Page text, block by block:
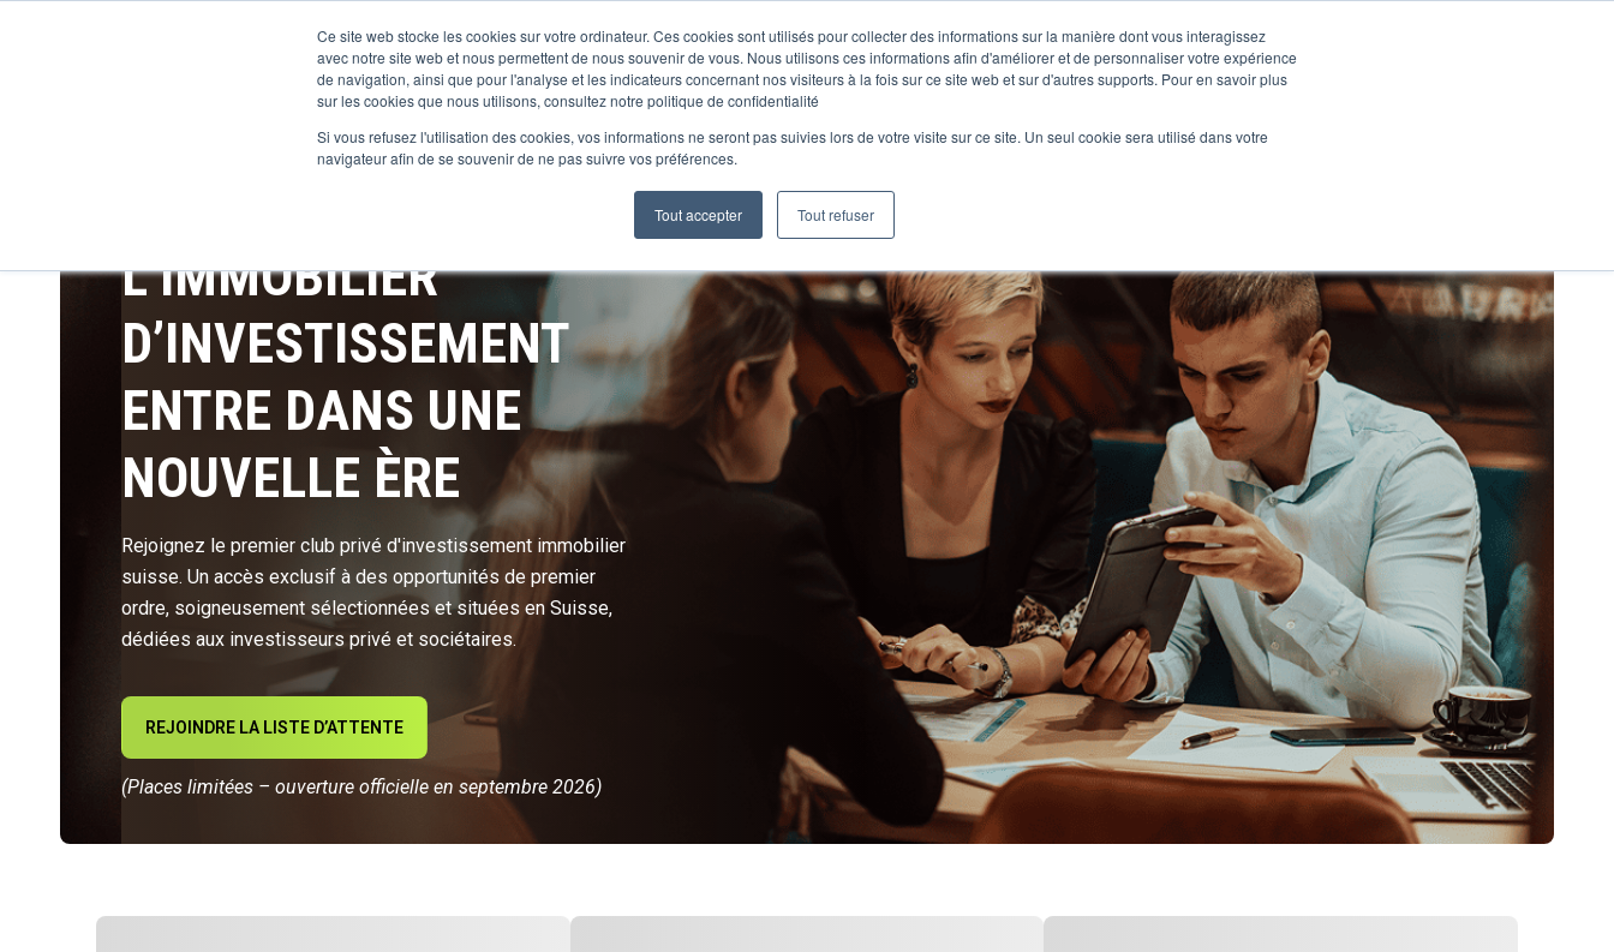
Ce site web stocke les cookies sur votre ordinateur. Ces cookies sont utilisés pour collecter des informations sur la manière dont vous interagissez
avec notre site web et nous permettent de nous souvenir de vous. Nous utilisons ces informations afin d'améliorer et de personnaliser votre expérience
de navigation, ainsi que pour l'analyse et les indicateurs concernant nos visiteurs à la fois sur ce site web et sur d'autres supports. Pour en savoir plus
sur les cookies que nous utilisons, consultez notre politique de confidentialité
Si vous refusez l'utilisation des cookies, vos informations ne seront pas suivies lors de votre visite sur ce site. Un seul cookie sera utilisé dans votre
navigateur afin de se souvenir de ne pas suivre vos préférences.
Tout accepter Tout refuser
Le ClubNos réalisationsActualités
L’IMMOBILIER
D’INVESTISSEMENT
ENTRE DANS UNE
NOUVELLE ÈRE
Rejoignez le premier club privé d'investissement immobilier
suisse. Un accès exclusif à des opportunités de premier
ordre, soigneusement sélectionnées et situées en Suisse,
dédiées aux investisseurs privé et sociétaires.
REJOINDRE LA LISTE D’ATTENTE
(Places limitées – ouverture officielle en septembre 2026)